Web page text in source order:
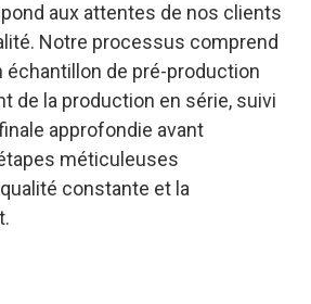
aux attentes de nos clients
Notre processus comprend
échantillon de pré-production
de la production en série, suivi
approfondie avant
méticuleuses
constante et la